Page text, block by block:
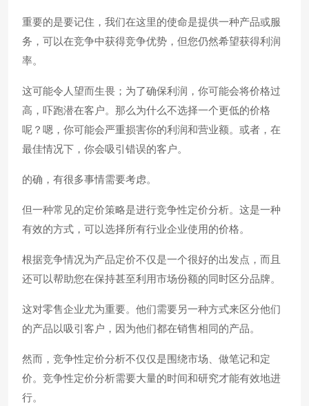
重要的是要记住，我们在这里的使命是提供一种产品或服
务，可以在竞争中获得竞争优势，但您仍然希望获得利润
率。
这可能令人望而生畏；为了确保利润，你可能会将价格过
高，吓跑潜在客户。那么为什么不选择一个更低的价格
呢？嗯，你可能会严重损害你的利润和营业额。或者，在
最佳情况下，你会吸引错误的客户。
的确，有很多事情需要考虑。
但一种常见的定价策略是进行竞争性定价分析。这是一种
有效的方式，可以选择所有行业企业使用的价格。
根据竞争情况为产品定价不仅是一个很好的出发点，而且
还可以帮助您在保持甚至利用市场份额的同时区分品牌。
这对零售企业尤为重要。他们需要另一种方式来区分他们
的产品以吸引客户，因为他们都在销售相同的产品。
然而，竞争性定价分析不仅仅是围绕市场、做笔记和定
价。竞争性定价分析需要大量的时间和研究才能有效地进
行。